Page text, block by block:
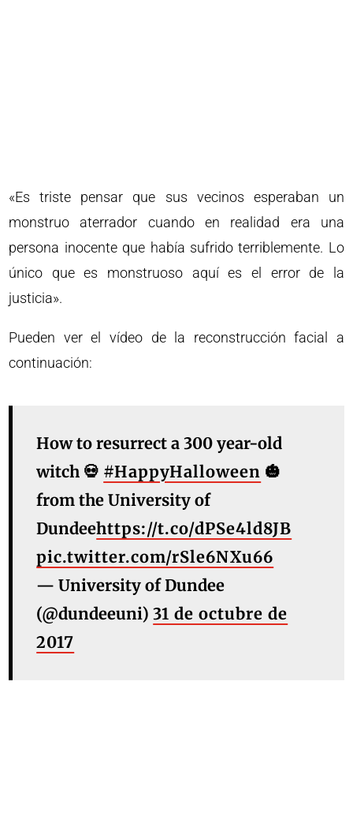
«Es triste pensar que sus vecinos esperaban un
monstruo aterrador cuando en realidad era una
persona inocente que había sufrido terriblemente. Lo
único que es monstruoso aquí es el error de la
justicia».
Pueden ver el vídeo de la reconstrucción facial a
continuación:
How to resurrect a 300 year-old
witch 💀 #HappyHalloween 🎃
from the University of
Dundeehttps://t.co/dPSe4ld8JB
pic.twitter.com/rSle6NXu66
— University of Dundee
(@dundeeuni)31 de octubre de
2017